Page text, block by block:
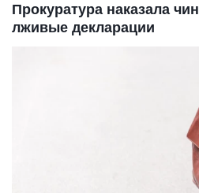
Прокуратура наказала
лживые декларации